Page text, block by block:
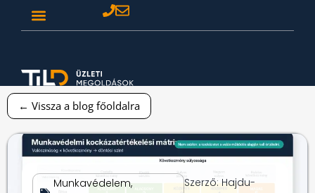
← Vissza a blog főoldalra
Munkavédelem,
Szerző:Hajdu-